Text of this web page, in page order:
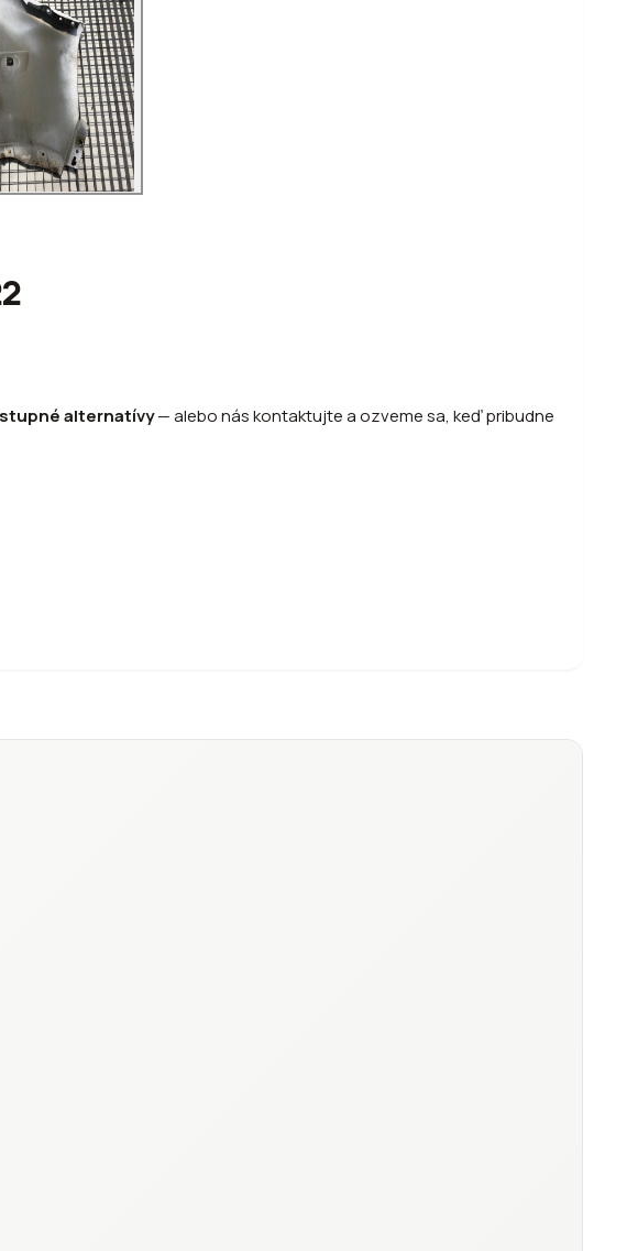
alternatívy—alebonás kontaktujte a ozveme sa, keď pribudne